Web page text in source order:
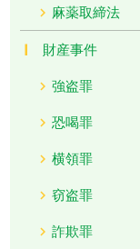
麻薬取締法
財産事件
強盗罪
恐喝罪
横領罪
窃盗罪
詐欺罪